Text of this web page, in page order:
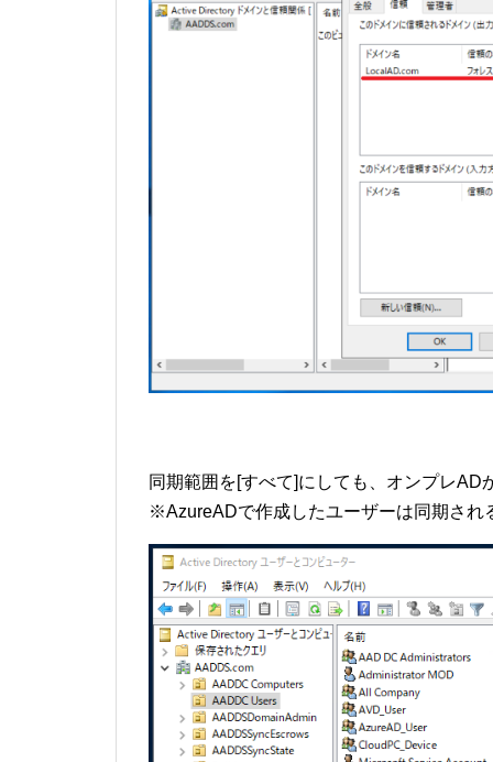
同期範囲を[すべて]にしても、オンプレ
※AzureADで作成したユーザーは同期され